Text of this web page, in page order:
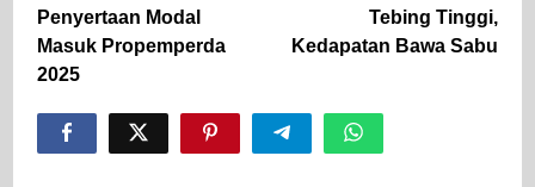
Penyertaan Modal
Masuk Propemperda
2025
Tebing Tinggi,
Kedapatan Bawa Sabu